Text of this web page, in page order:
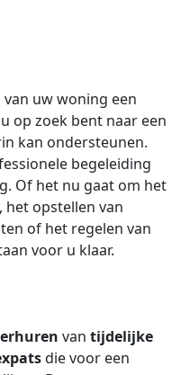
van uw woning een
op zoek bent naar een
kan ondersteunen.
begeleiding
Of het nu gaat om het
opstellen van
of het regelen van
voor u klaar.
van tijdelijke
die voor een